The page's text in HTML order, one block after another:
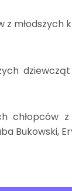
z młodszych
chłopców
Bukowski,